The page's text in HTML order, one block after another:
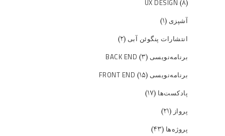
UX DESIGN (۸)
آشپزی (۱)
انتشارات پنگوئن آبی (۲)
برنامه‌نویسی BACK END (۳)
برنامه‌نویسی FRONT END (۱۵)
پادکست‌ها (۱۷)
پرواز (۲۱)
پروژه‌ها (۴۳)